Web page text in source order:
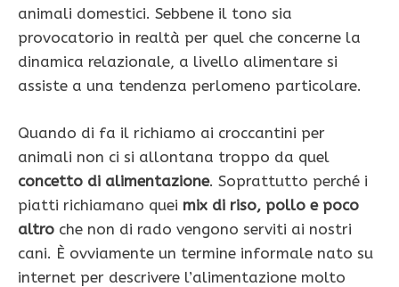
animali domestici. Sebbene il tono sia
provocatorio in realtà per quel che concerne la
dinamica relazionale, a livello alimentare si
assiste a una tendenza perlomeno particolare.
Quando di fa il richiamo ai croccantini per
animali non ci si allontana troppo da quel
concetto di alimentazione. Soprattutto perché i
piatti richiamano quei mix di riso, pollo e poco
altro che non di rado vengono serviti ai nostri
cani. È ovviamente un termine informale nato su
internet per descrivere l’alimentazione molto